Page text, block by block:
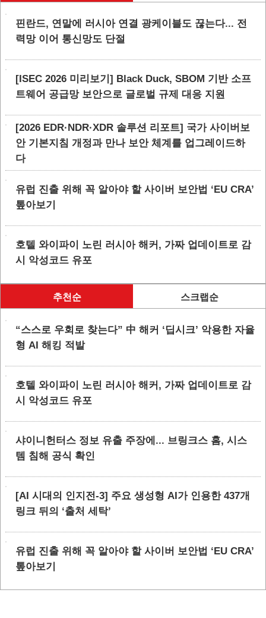
핀란드, 연말에 러시아 연결 광케이블도 끊는다... 전
력망 이어 통신망도 단절
[ISEC 2026 미리보기] Black Duck, SBOM 기반 소프
트웨어 공급망 보안으로 글로벌 규제 대응 지원
[2026 EDR·NDR·XDR 솔루션 리포트] 국가 사이버보
안 기본지침 개정과 만나 보안 체계를 업그레이드하
다
유럽 진출 위해 꼭 알아야 할 사이버 보안법 ‘EU CRA’
톺아보기
호텔 와이파이 노린 러시아 해커, 가짜 업데이트로 감
시 악성코드 유포
추천순 스크랩순
“스스로 우회로 찾는다” 中 해커 ‘딥시크’ 악용한 자율
형 AI 해킹 적발
호텔 와이파이 노린 러시아 해커, 가짜 업데이트로 감
시 악성코드 유포
샤이니헌터스 정보 유출 주장에... 브링크스 홈, 시스
템 침해 공식 확인
[AI 시대의 인지전-3] 주요 생성형 AI가 인용한 437개
링크 뒤의 ‘출처 세탁’
유럽 진출 위해 꼭 알아야 할 사이버 보안법 ‘EU CRA’
톺아보기